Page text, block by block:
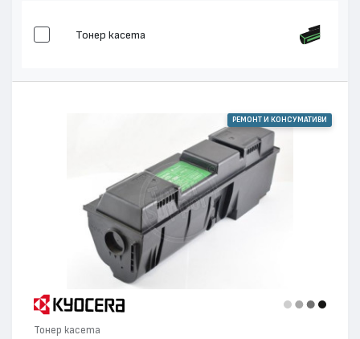
Тонер касета
РЕМОНТ И КОНСУМАТИВИ
Тонер касета